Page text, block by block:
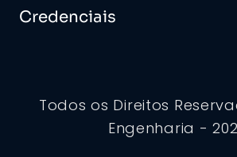
Credenciais
Todos os Direitos
Engenharia -